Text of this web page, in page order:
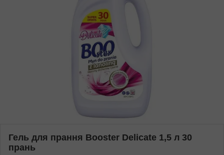
Гель для прання Booster Delicate 1,5 л 30
прань